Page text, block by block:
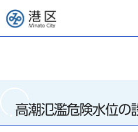
港区
高潮氾濫危険水位の